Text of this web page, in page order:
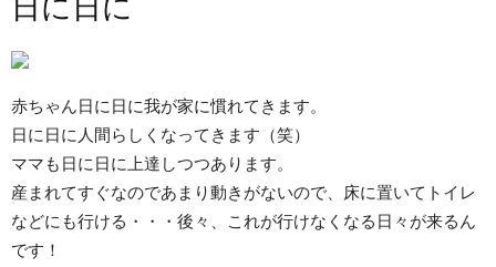
日に日に
赤ちゃん日に日に我が家に慣れてきます。
日に日に人間らしくなってきます（笑）
ママも日に日に上達しつつあります。
産まれてすぐなのであまり動きがないので、床に置いてトイレ
などにも行ける・・・後々、これが行けなくなる日々が来るん
です！